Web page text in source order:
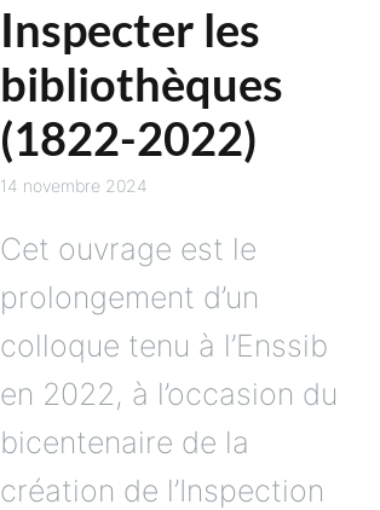
Inspecter les
bibliothèques
(1822-2022)
14 novembre 2024
Cet ouvrage est le
prolongement d’un
colloque tenu à l’Enssib
en 2022, à l’occasion du
bicentenaire de la
création de l’Inspection